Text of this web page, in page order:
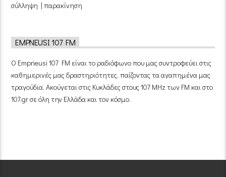
σύλληψη | παρακίνηση
EMPNEUSI 107 FM
Ο Empneusi 107 FM είναι το ραδιόφωνο που μας συντροφεύει στις
καθημερινές μας δραστηριότητες, παίζοντας τα αγαπημένα μας
τραγούδια. Ακούγεται στις Κυκλάδες στους 107 MHz των FM και στο
107.gr σε όλη την Ελλάδα και τον κόσμο.